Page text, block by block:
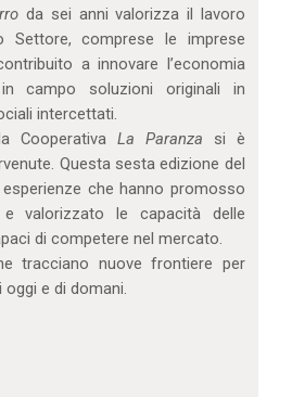
da sei anni valorizza il lavoro
Settore, comprese le imprese
a innovare l’economia
campo soluzioni originali in
intercettati.
Cooperativa La Paranza si è
Questa sesta edizione del
che hanno promosso
e valorizzato le capacità delle
di competere nel mercato.
tracciano nuove frontiere per
oggi e di domani.